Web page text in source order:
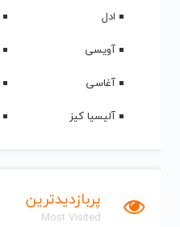
ادل
آویسی
آغاسی
آلیسیا کیز
پربازدیدترین
Most Visited